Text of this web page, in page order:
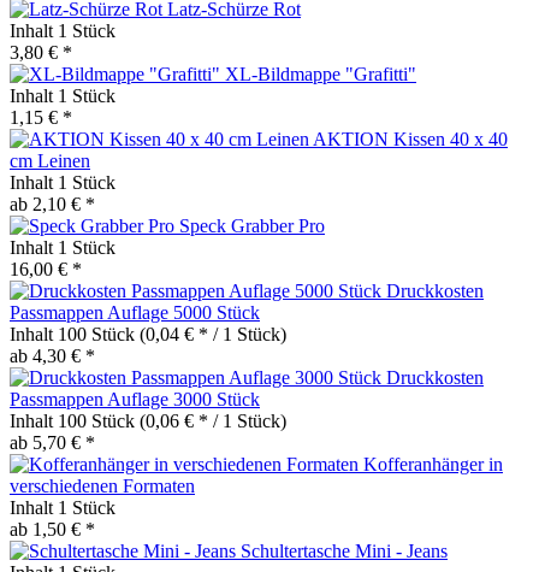
Latz-Schürze Rot
Inhalt 1 Stück
3,80 € *
XL-Bildmappe "Grafitti"
Inhalt 1 Stück
1,15 € *
AKTION Kissen 40 x 40
cm Leinen
Inhalt 1 Stück
ab 2,10 € *
Speck Grabber Pro
Inhalt 1 Stück
16,00 € *
Druckkosten
Passmappen Auflage 5000 Stück
Inhalt 100 Stück (0,04 € * / 1 Stück)
ab 4,30 € *
Druckkosten
Passmappen Auflage 3000 Stück
Inhalt 100 Stück (0,06 € * / 1 Stück)
ab 5,70 € *
Kofferanhänger in
verschiedenen Formaten
Inhalt 1 Stück
ab 1,50 € *
Schultertasche Mini - Jeans